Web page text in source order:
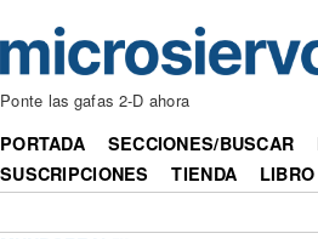
Ponte las gafas 2-D ahora
PORTADA SECCIONES/BUSCAR
SUSCRIPCIONES
TIENDA LIBRO